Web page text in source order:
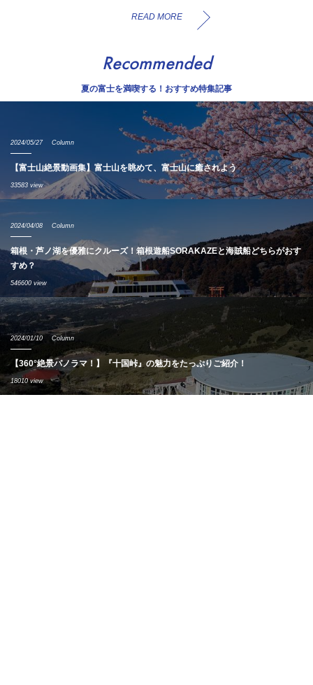
READ MORE
Recommended
夏の富士を満喫する！おすすめ特集記事
2024/05/27 Column
【富士山絶景動画集】富士山を眺めて、富士山に癒されよう
33583 view
2024/04/08 Column
箱根・芦ノ湖を優雅にクルーズ！箱根遊船SORAKAZEと海賊船どちらがおす
すめ？
546600 view
2024/01/10 Column
【360°絶景パノラマ！】『十国峠』の魅力をたっぷりご紹介！
18010 view